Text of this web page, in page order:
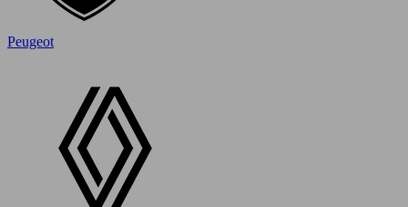
Peugeot